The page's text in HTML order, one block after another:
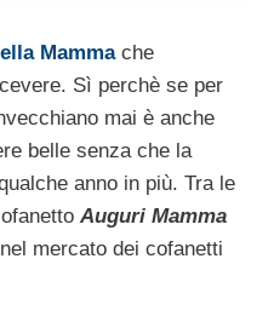
Mammache
Sì perchè se per
mai è anche
belle senza che la
anno in più. Tra le
Auguri Mamma
mercato dei cofanetti